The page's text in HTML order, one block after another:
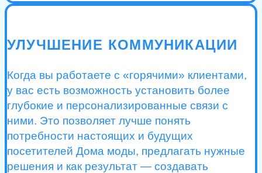
УЛУЧШЕНИЕ КОММУНИКАЦИИ
Когда вы работаете с «горячими» клиентами,
у вас есть возможность установить более
глубокие и персонализированные связи с
ними. Это позволяет лучше понять
потребности настоящих и будущих
посетителей Дома моды, предлагать нужные
решения и как результат — создавать